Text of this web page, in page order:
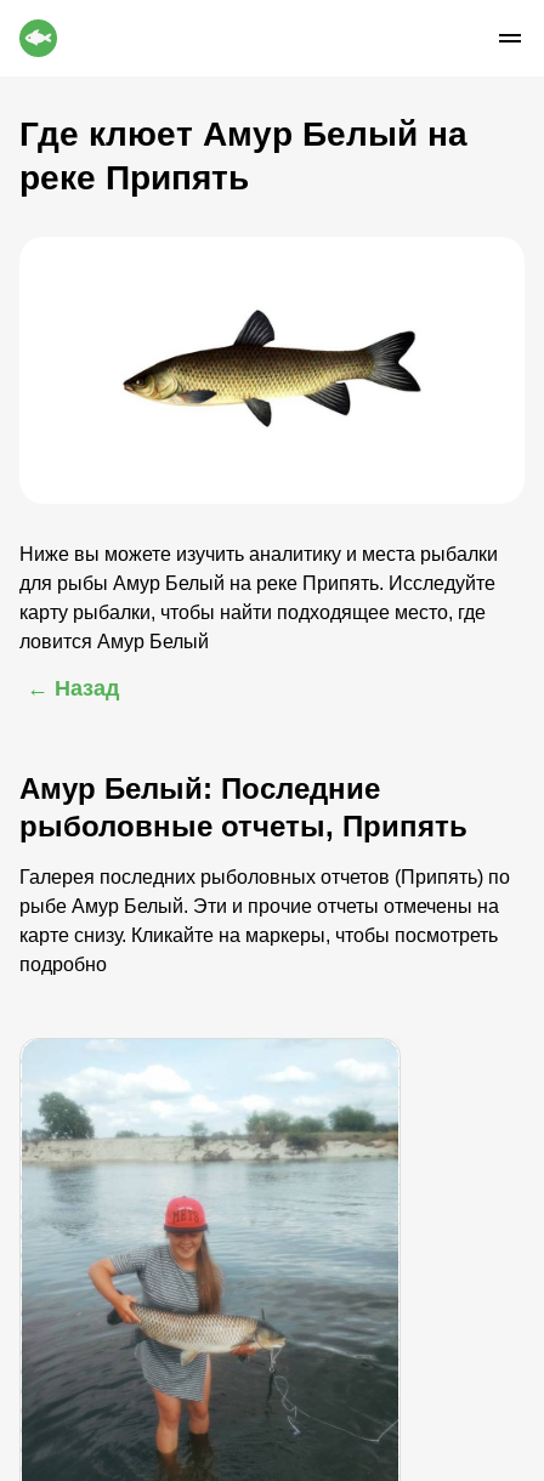
Где клюет Амур Белый на
реке Припять
Ниже вы можете изучить аналитику и места рыбалки
для рыбы Амур Белый на реке Припять. Исследуйте
карту рыбалки, чтобы найти подходящее место, где
ловится Амур Белый
← Назад
Амур Белый: Последние
рыболовные отчеты, Припять
Галерея последних рыболовных отчетов (Припять) по
рыбе Амур Белый. Эти и прочие отчеты отмечены на
карте снизу. Кликайте на маркеры, чтобы посмотреть
подробно